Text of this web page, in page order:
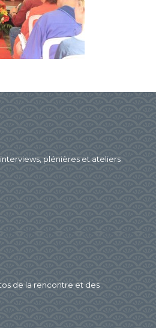
plénières et ateliers
de la rencontre et des